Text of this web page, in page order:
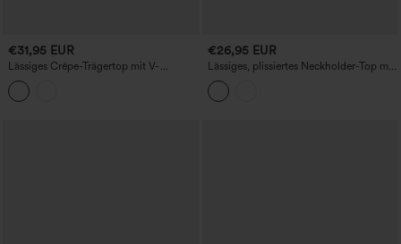
€31,95 EUR
Lässiges Crêpe-Trägertop mit V-
Ausschnitt und Reißverschluss.
€26,95 EUR
Lässiges, plissiertes Neckholder-Top mit
Bindeband am Rücken.